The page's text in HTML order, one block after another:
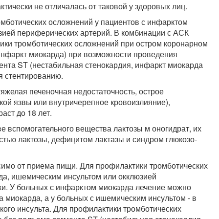
не отличалась от таковой у здоровых лиц.
осложнений у пациентов с инфарктом
периферических артерий. В комбинации с АСК
тромботических осложнений при остром коронарном
миокарда) при возможности проведения
ST (нестабильная стенокардия, инфаркт миокарда
стентированию.
печеночная недостаточность, острое
язвы или внутричерепное кровоизлияние),
до 18 лет.
вспомогательного вещества лактозы м оногидрат, их
лактозы, дефицитом лактазы и синдром глюкозо-
от приема пищи. Для профилактики тромботических
ишемическим инсультом или окклюзией
У больных с инфарктом миокарда лечение можно
а у больных с ишемическим инсультом - в
инсульта. Для профилактики тромботических